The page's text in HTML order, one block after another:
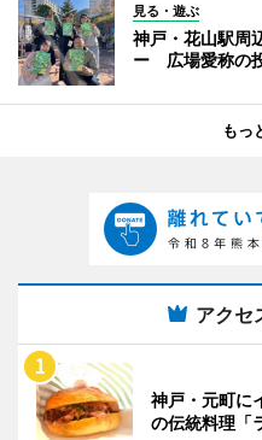
見る・遊ぶ
神戸・花山駅周
ー 広場愛称の
もっ
アクセ
神戸・元町に
の伝統料理「